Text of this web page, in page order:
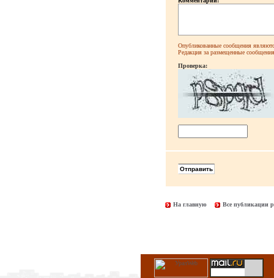
Опубликованные сообщения
Редакция за размещенные сообщения
Проверка:
На главную Все публикации